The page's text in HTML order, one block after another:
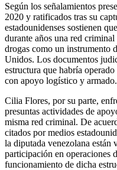
Según los señalamientos
2020 y ratificados tras su
estadounidenses sostienen
durante años una red
drogas como un instrumento
Unidos. Los documentos
estructura que habría
con apoyo logístico y armado.
Cilia Flores, por su parte,
presuntas actividades de
misma red criminal. De
citados por medios
la diputada venezolana están
participación en operaciones
funcionamiento de dicha